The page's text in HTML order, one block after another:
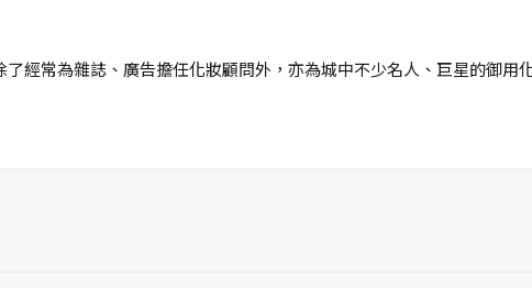
經常為雜誌、廣告擔任化妝顧問外，亦為城中不少名人、巨星的御用